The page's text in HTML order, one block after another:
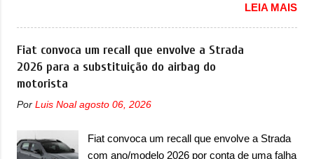
Denza. Até o momento, a marca divulgou
algumas imagens externas e informações
sobre o sedã, que terá seu lançamento ainda
neste ano de 2026. Em termos de design, o
linhas do conceito que o antecipou no Salão
semestre. Na dianteira, o sedã conta com
faróis mais quadrados e compactos, com
Rezvani apresentou as primeiras imagens
teaser de um novo superesportivo que vai
oferecer aos seus consumidores. Trata-se do
Dune, um cupê superesportivo que terá uma
proposta off-road assim como outros
Porsche 911 Dakar e o... Lamborghini
grande parte no desenvolvimento do Dune.
LEIA MAIS
Fiat convoca um recall que envolve a Strada
2026 para a substituição do airbag do
motorista
Por Luis Noal agosto 06, 2026
Fiat convoca um recall que envolve a Strada
com ano/modelo 2026 por conta de uma falha